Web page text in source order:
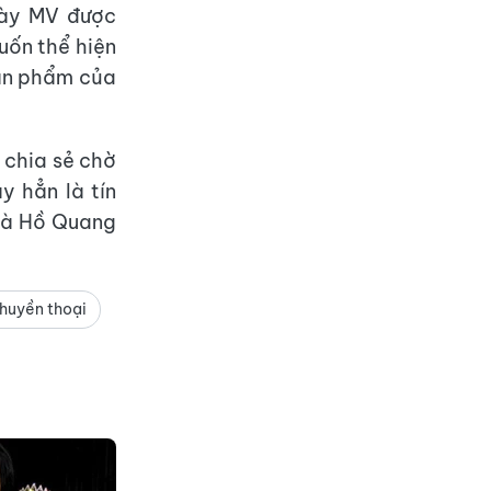
MV được
thể hiện
phẩm của
sẻ chờ
hẳn là tín
Hồ Quang
thoại